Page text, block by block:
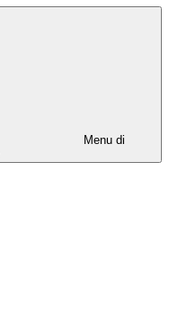
Menu di